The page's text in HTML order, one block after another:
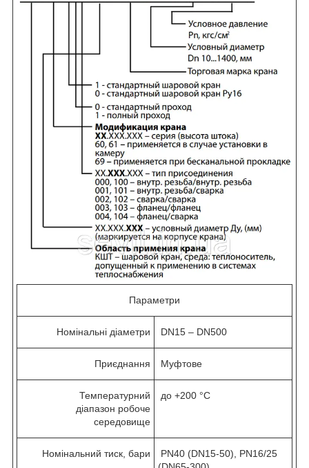
Параметри
Номінальні діаметри DN15 – DN500
Приєднання Муфтове
Температурний
діапазон робоче
середовище
до +200 °C
Номінальний тиск, бари
PN40 (DN15-50), PN16/25